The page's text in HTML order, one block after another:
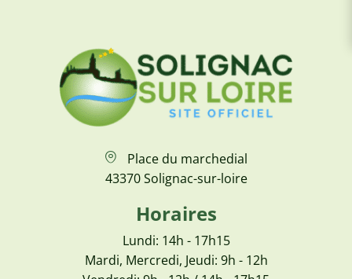
Place du marchedial
43370 Solignac-sur-loire
Horaires
Lundi: 14h - 17h15
Mardi, Mercredi, Jeudi: 9h - 12h